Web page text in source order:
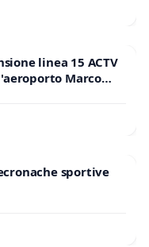
linea 15 ACTV
Marco
sportive